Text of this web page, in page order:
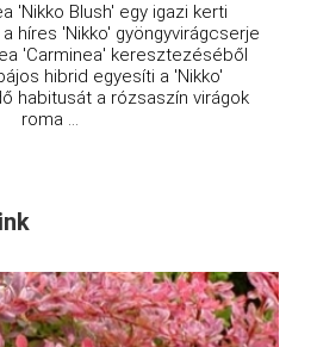
'Nikko Blush' egy igazi kerti
híres 'Nikko' gyöngyvirágcserje
'Carminea' keresztezéséből
hibrid egyesíti a 'Nikko'
habitusát a rózsaszín virágok
roma ...